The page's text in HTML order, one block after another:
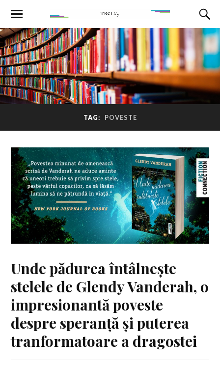
TAG: POVESTE
Unde pădurea întâlnește
stelele de Glendy Vanderah, o
impresionantă poveste
despre speranță și puterea
tranformatoare a dragostei